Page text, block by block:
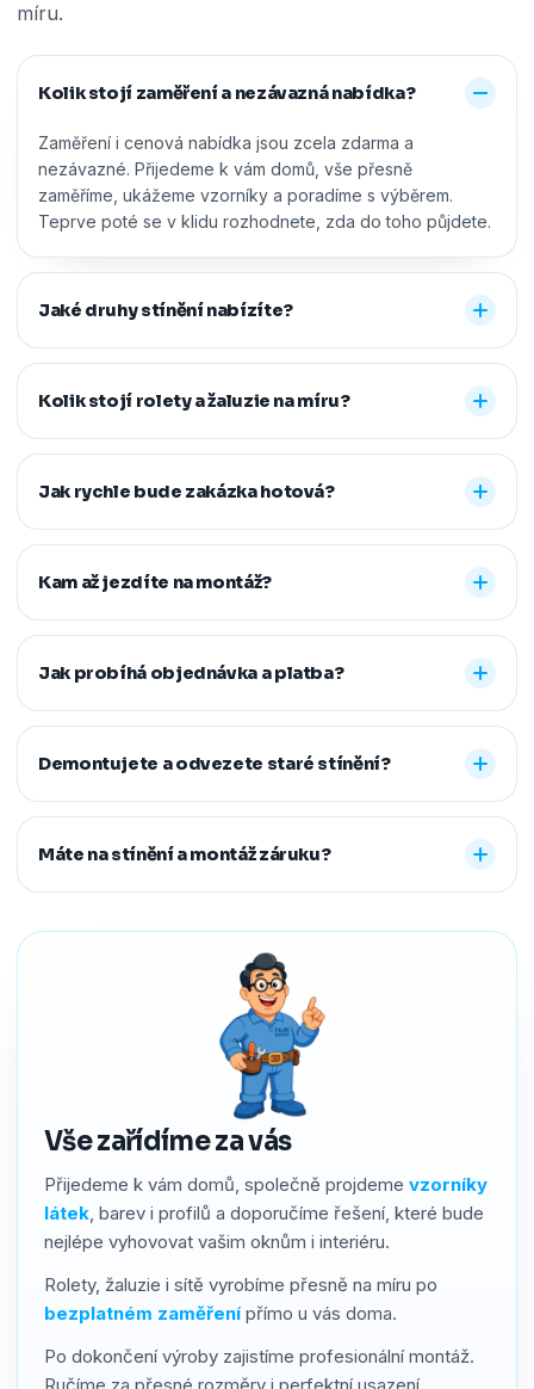
míru.
Vše zařídíme za vás
Přijedeme k vám domů, společně projdeme vzorníky
látek, barev i profilů a doporučíme řešení, které bude
nejlépe vyhovovat vašim oknům i interiéru.
Rolety, žaluzie i sítě vyrobíme přesně na míru po
bezplatném zaměření přímo u vás doma.
Po dokončení výroby zajistíme profesionální montáž.
Kolik stojí zaměření a nezávazná nabídka?
Zaměření i cenová nabídka jsou zcela zdarma a
nezávazné. Přijedeme k vám domů, vše přesně
zaměříme, ukážeme vzorníky a poradíme s výběrem.
Teprve poté se v klidu rozhodnete, zda do toho půjdete.
Jaké druhy stínění nabízíte?
Nabízíme vnitřní i venkovní stínění na míru: rolety den a
noc, plisé rolety, římské, látkové a termo rolety, vertikální,
dřevěné, bambusové i hliníkové žaluzie a sítě proti
hmyzu. Vyrobíme řešení pro běžná, střešní i atypická
Kolik stojí rolety a žaluzie na míru?
Konečná cena se odvíjí od zvoleného typu stínění a jeho
vodicích lišt, rozměru oken i vybrané látky či dekoru.
Přesnou cenovou nabídku vám připravíme zdarma.
Jak rychle bude zakázka hotová?
Standardní dodací lhůta je 7–14 pracovních dní od
zabere 1–2 hodiny, větší zakázky zvládneme během
jednoho dne. Pokud na termín spěcháte, vždy se snažíme
Kam až jezdíte na montáž?
Působíme především v Moravskoslezském,
Pardubickém a Zlínském kraji, na Vysočině a v Praze. V
rámci našeho regionu dopravu neúčtujeme, vzdálenější
Jak probíhá objednávka a platba?
Stačí nám zavolat, napsat nebo vyplnit nezávazný
formulář. Po výběru řešení skládáte zálohu na materiál a
doplatek hradíte až po dokončené montáži, když je vše
hotové a vy spokojení. Preferujeme platbu převodem,
Demontujete a odvezete staré stínění?
Ano. Staré žaluzie nebo rolety za vás profesionálně
předem říct a o všechno se postaráme, abyste neměli
žádné starosti navíc.
Máte na stínění a montáž záruku?
podle typu stínění. Používáme kvalitní materiály a precizní
zpracování, a pokud by přesto bylo potřeba cokoliv řešit,
náš servis vyřídíme rychle a férově.